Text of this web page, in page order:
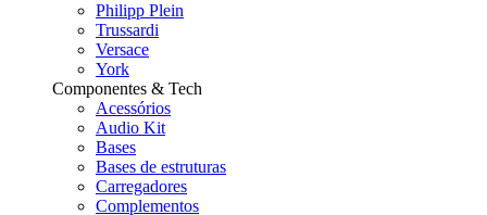
Philipp Plein
Trussardi
Versace
York
Componentes & Tech
Acessórios
Audio Kit
Bases
Bases de estruturas
Carregadores
Complementos